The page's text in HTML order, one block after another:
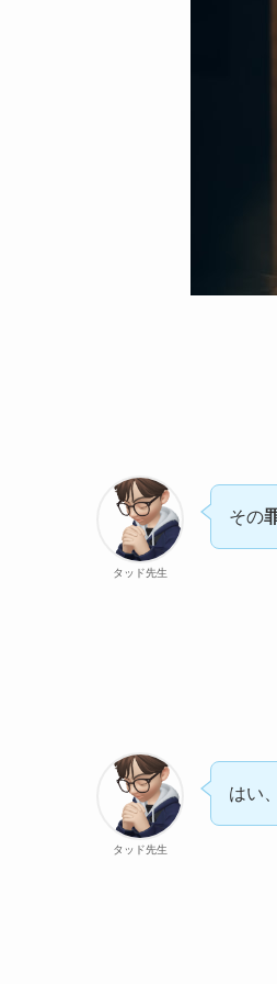
タッド先生
その
タッド先生
はい